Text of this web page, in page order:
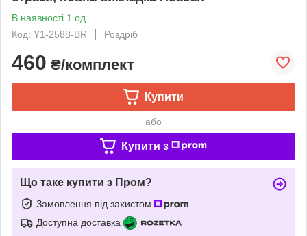
В наявності 1 од.
Код: Y1-2588-BR
Роздріб
460 ₴/комплект
Купити
або
Купити з
Що таке купити з Пром?
Замовлення під захистом
Доступна доставка